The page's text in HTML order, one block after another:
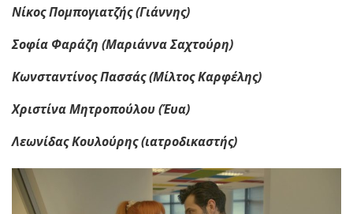
Νίκος Πομπογιατζής (Γιάννης)
Σοφία Φαράζη (Μαριάννα Σαχτούρη)
Κωνσταντίνος Πασσάς (Μίλτος Καρφέλης)
Χριστίνα Μητροπούλου (Έυα)
Λεωνίδας Κουλούρης (ιατροδικαστής)